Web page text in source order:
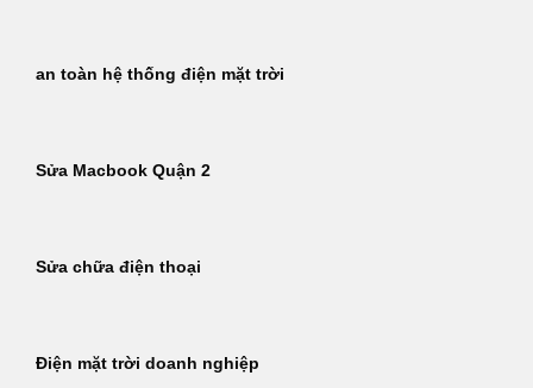
an toàn hệ thống điện mặt trời
Sửa Macbook Quận 2
Sửa chữa điện thoại
Điện mặt trời doanh nghiệp